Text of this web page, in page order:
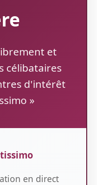
et
célibataires
d'intérêt
»
en direct